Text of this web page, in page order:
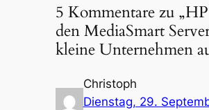
5 Kommentare zu
den MediaSmart
kleine Unternehmen
Christoph
Dienstag, 29.